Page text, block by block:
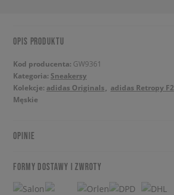
OPIS PRODUKTU
Kod producenta: GW9361
Kategoria: Sneakersy
Kolekcje: adidas Originals adidas Retropy F2
Męskie
OPINIE
FORMY DOSTAWY I ZWROTY